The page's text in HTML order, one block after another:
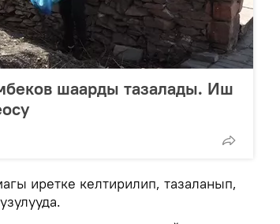
шаарды тазалады. Иш
иретке келтирилип, тазаланып,